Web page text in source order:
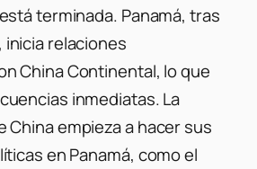
terminada. Panamá, tras
relaciones
China Continental, lo que
inmediatas. La
China empieza a hacer sus
en Panamá, como el